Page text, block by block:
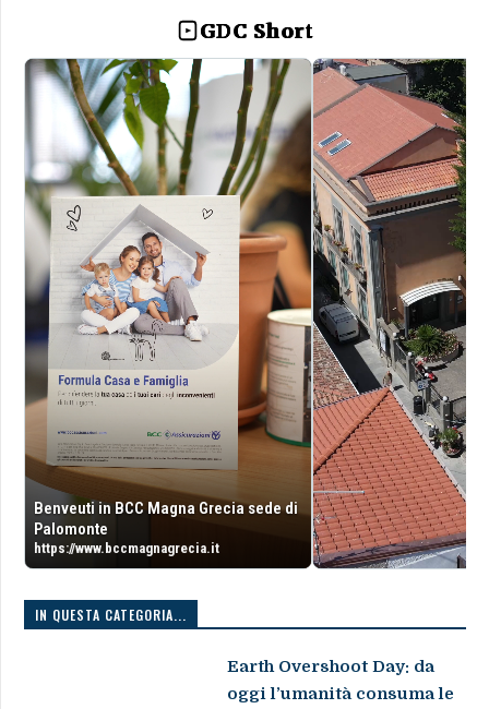
GDC Short
Benveuti in BCC Magna Grecia sede di
Palomonte
https://www.bccmagnagrecia.it
IN QUESTA CATEGORIA...
Earth Overshoot Day: da
oggi l’umanità consuma le